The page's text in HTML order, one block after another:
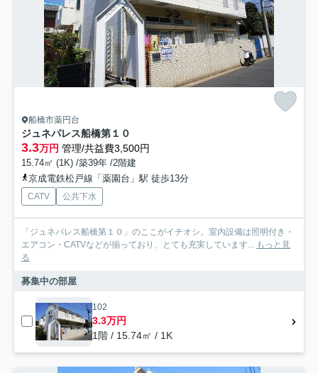
船橋市薬円台
ジュネパレス船橋第１０
3.3万円 管理/共益費3,500円
15.74㎡ (1K) /築39年 /2階建
京成電鉄松戸線「薬園台」駅 徒歩13分
CATV 公共下水
「ジュネパレス船橋第１０」のここがイチオシ。室内設備は照明付き・
エアコン・CATVなどが揃っており、とても充実しています...
もっと見
る
募集中の部屋
102
3.3万円
1階 / 15.74㎡ / 1K